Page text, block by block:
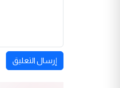
إرسال التعليق